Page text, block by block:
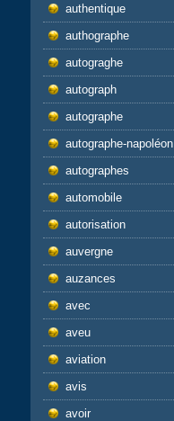
authentique
authographe
autograghe
autograph
autographe
autographe-napoléon
autographes
automobile
autorisation
auvergne
auzances
avec
aveu
aviation
avis
avoir